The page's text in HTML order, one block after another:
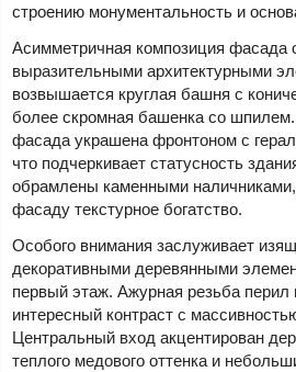
строению монументальность и
Асимметричная композиция фасада
выразительными архитектурными
возвышается круглая башня с
более скромная башенка со
фасада украшена фронтоном с
что подчеркивает статусность
обрамлены каменными
фасаду текстурное богатство.
Особого внимания заслуживает
декоративными деревянными
первый этаж. Ажурная резьба перил
интересный контраст с
Центральный вход акцентирован
теплого медового оттенка и